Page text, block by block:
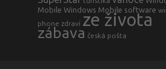
Mobile Windows Mobile software
phone zdraví ze života
zábava česká pošta